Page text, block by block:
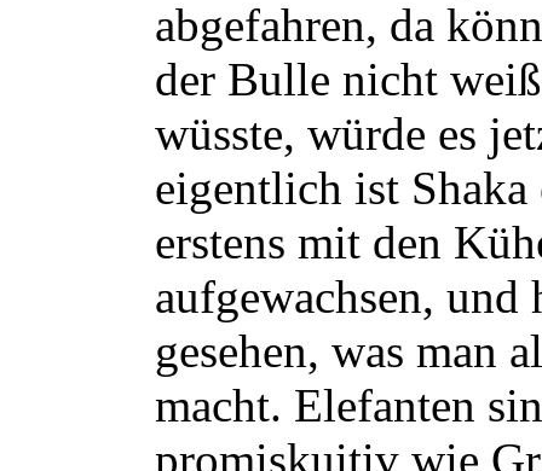
abgefahren, da
der Bulle nicht
wüsste, würde es
eigentlich ist
erstens mit den
aufgewachsen,
gesehen, was man
macht. Elefanten
promiskuitiv wie